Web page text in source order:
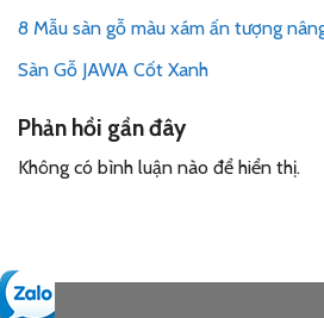
8 Mẫu sàn gỗ màu xám ấn tượng
Sàn Gỗ JAWA Cốt Xanh
Phản hồi gần đây
Không có bình luận nào để hiển thị.